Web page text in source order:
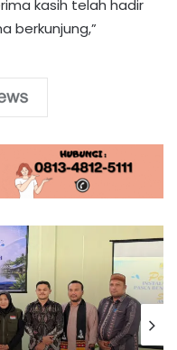
kasih telah hadir
berkunjung,”